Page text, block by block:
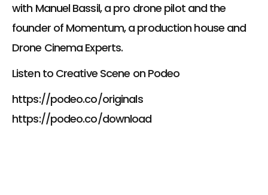
with Manuel Bassil, a pro drone pilot and the
founder of Momentum, a production house and
Drone Cinema Experts.
Listen to Creative Scene on Podeo
https://podeo.co/originals
https://podeo.co/download